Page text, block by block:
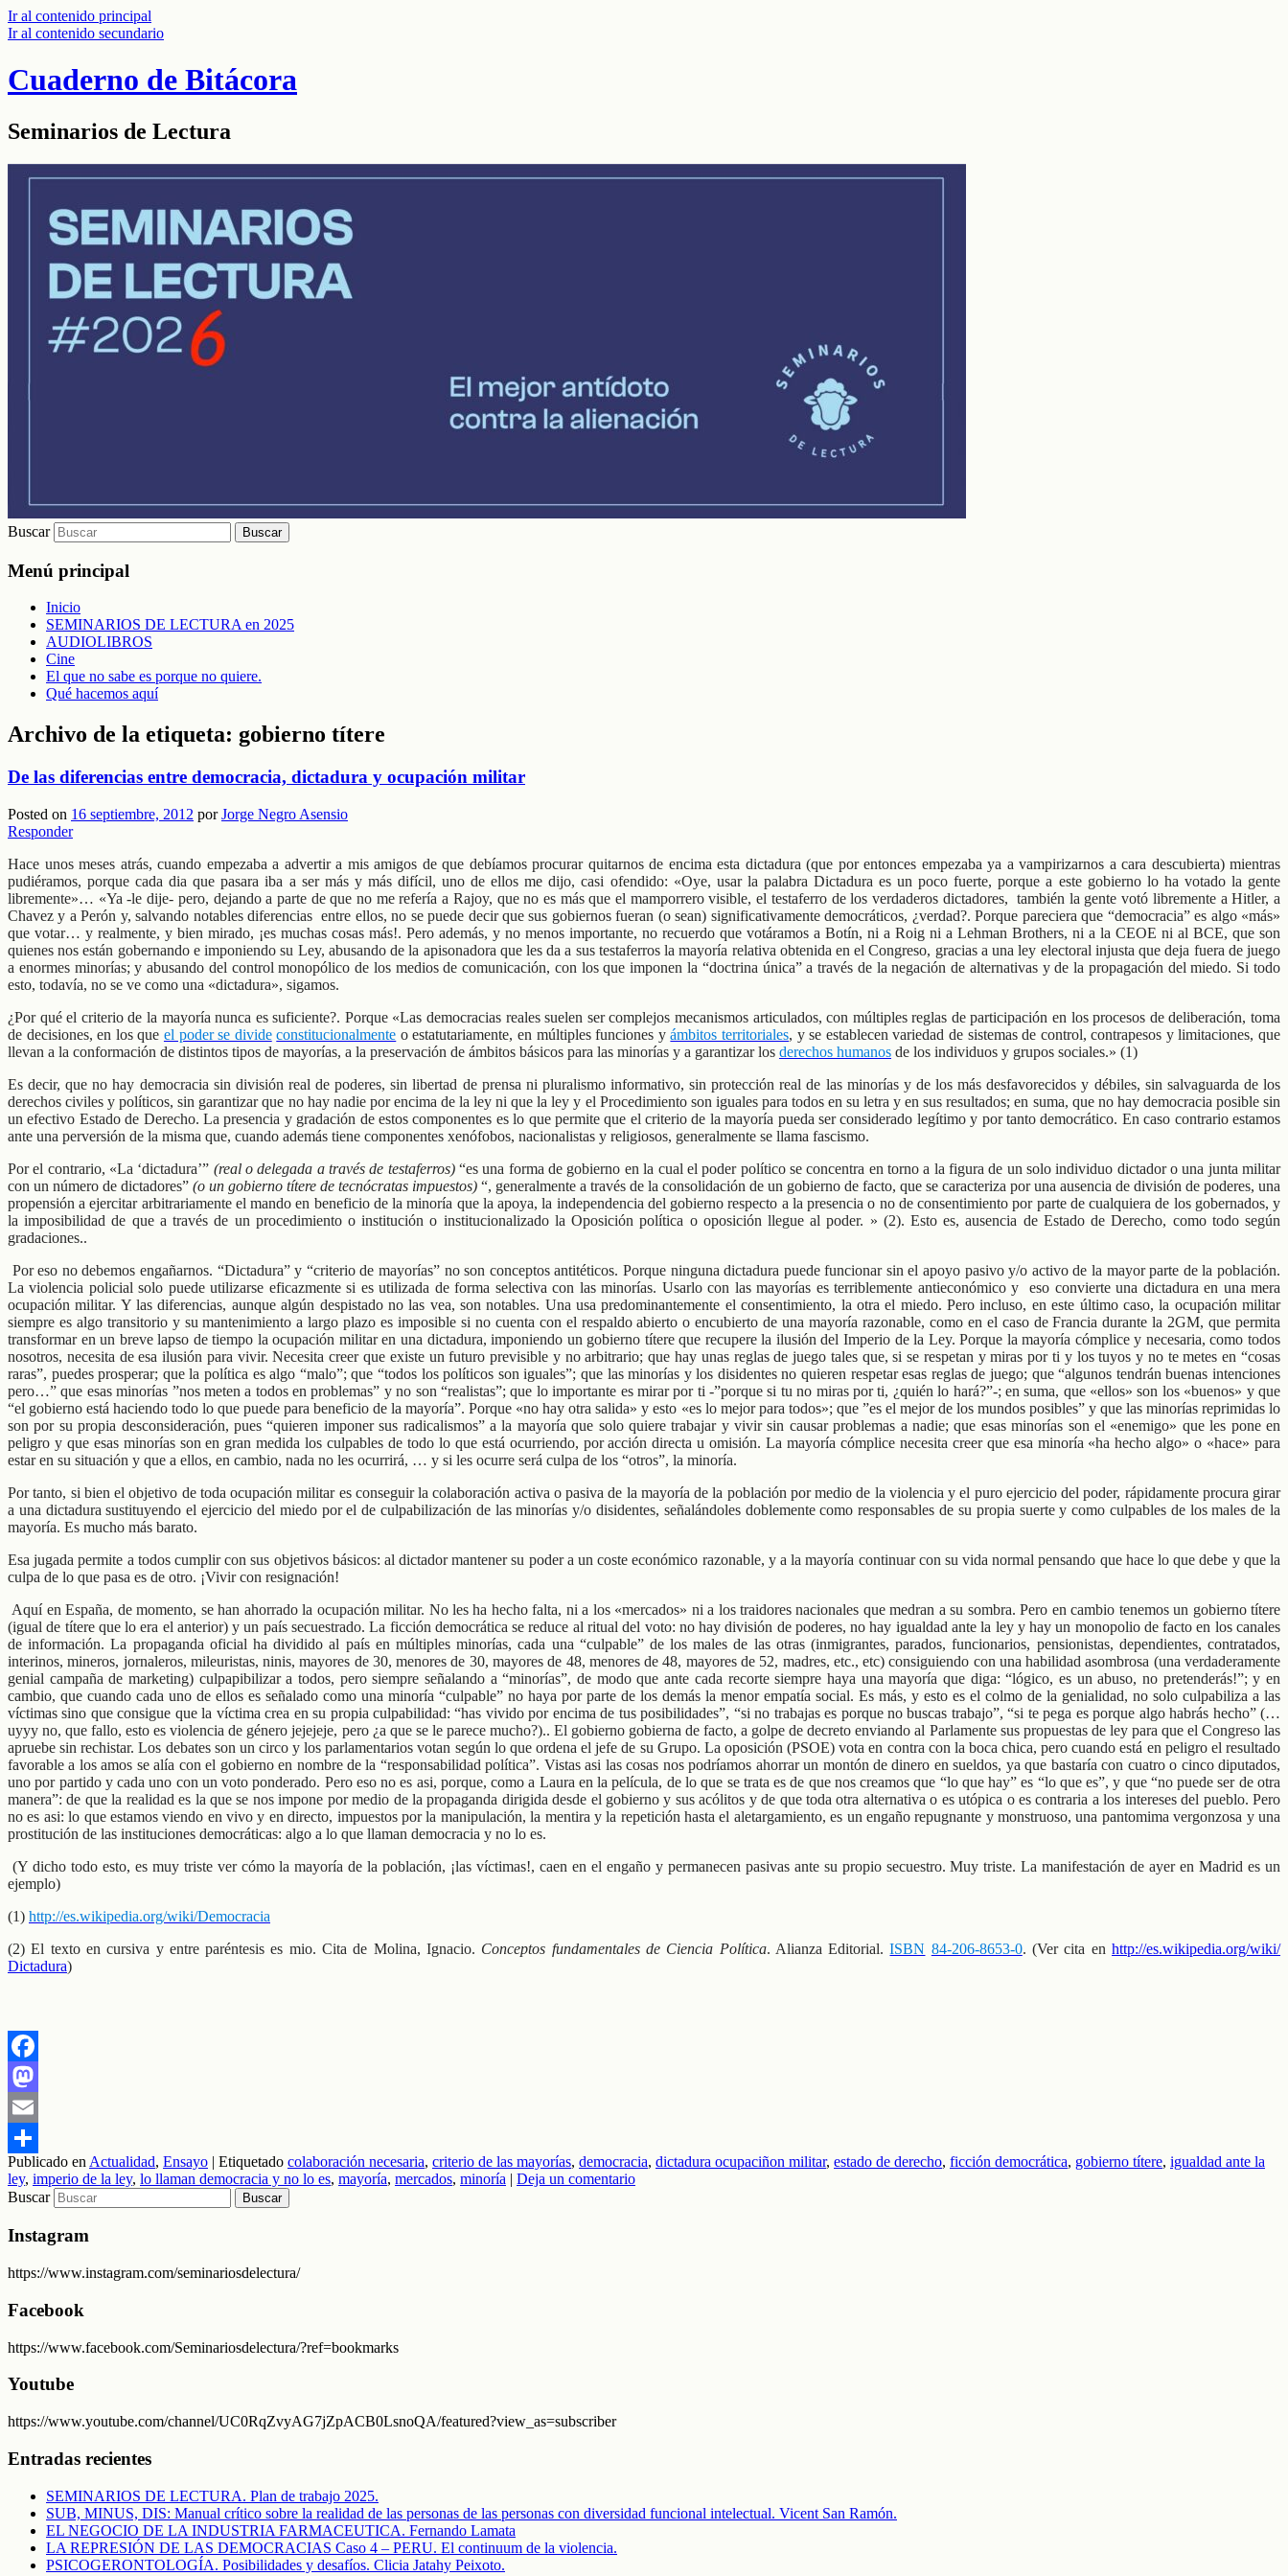
Ir al contenido principal
Ir al contenido secundario
Cuaderno de Bitácora
Seminarios de Lectura
Buscar
Menú principal
Inicio
SEMINARIOS DE LECTURA en 2025
AUDIOLIBROS
Cine
El que no sabe es porque no quiere.
Qué hacemos aquí
Archivo de la etiqueta: gobierno títere
De las diferencias entre democracia, dictadura y ocupación militar
Posted on 16 septiembre, 2012 porJorge Negro Asensio
Responder
Hace unos meses atrás, cuando empezaba a advertir a mis amigos de que debíamos procurar quitarnos de encima esta dictadura (que por entonces empezaba ya a vampirizarnos a cara descubierta) mientras
pudiéramos, porque cada dia que pasara iba a ser más y más difícil, uno de ellos me dijo, casi ofendido: «Oye, usar la palabra Dictadura es un poco fuerte, porque a este gobierno lo ha votado la gente
libremente»… «Ya -le dije- pero, dejando a parte de que no me refería a Rajoy, que no es más que el mamporrero visible, el testaferro de los verdaderos dictadores, también la gente votó libremente a Hitler, a
Chavez y a Perón y, salvando notables diferencias entre ellos, no se puede decir que sus gobiernos fueran (o sean) significativamente democráticos, ¿verdad?. Porque pareciera que “democracia” es algo «más»
que votar… y realmente, y bien mirado, ¡es muchas cosas más!. Pero además, y no menos importante, no recuerdo que votáramos a Botín, ni a Roig ni a Lehman Brothers, ni a la CEOE ni al BCE, que son
quienes nos están gobernando e imponiendo su Ley, abusando de la apisonadora que les da a sus testaferros la mayoría relativa obtenida en el Congreso, gracias a una ley electoral injusta que deja fuera de juego
a enormes minorías; y abusando del control monopólico de los medios de comunicación, con los que imponen la “doctrina única” a través de la negación de alternativas y de la propagación del miedo. Si todo
esto, todavía, no se ve como una «dictadura», sigamos.
¿Por qué el criterio de la mayoría nunca es suficiente?. Porque «Las democracias reales suelen ser complejos mecanismos articulados, con múltiples reglas de participación en los procesos de deliberación, toma
de decisiones, en los que el poder se divide constitucionalmente o estatutariamente, en múltiples funciones yámbitos territoriales, y se establecen variedad de sistemas de control, contrapesos y limitaciones, que
llevan a la conformación de distintos tipos de mayorías, a la preservación de ámbitos básicos para las minorías y a garantizar los derechos humanos de los individuos y grupos sociales.» (1)
Es decir, que no hay democracia sin división real de poderes, sin libertad de prensa ni pluralismo informativo, sin protección real de las minorías y de los más desfavorecidos y débiles, sin salvaguarda de los
derechos civiles y políticos, sin garantizar que no hay nadie por encima de la ley ni que la ley y el Procedimiento son iguales para todos en su letra y en sus resultados; en suma, que no hay democracia posible sin
un efectivo Estado de Derecho. La presencia y gradación de estos componentes es lo que permite que el criterio de la mayoría pueda ser considerado legítimo y por tanto democrático. En caso contrario estamos
ante una perversión de la misma que, cuando además tiene componentes xenófobos, nacionalistas y religiosos, generalmente se llama fascismo.
Por el contrario, «La ‘dictadura’” (real o delegada a través de testaferros)“es una forma de gobierno en la cual el poder político se concentra en torno a la figura de un solo individuo dictador o una junta militar
con un número de dictadores” (o un gobierno títere de tecnócratas impuestos) “, generalmente a través de la consolidación de un gobierno de facto, que se caracteriza por una ausencia de división de poderes, una
propensión a ejercitar arbitrariamente el mando en beneficio de la minoría que la apoya, la independencia del gobierno respecto a la presencia o no de consentimiento por parte de cualquiera de los gobernados, y
la imposibilidad de que a través de un procedimiento o institución o institucionalizado la Oposición política o oposición llegue al poder. » (2). Esto es, ausencia de Estado de Derecho, como todo según
gradaciones..
Por eso no debemos engañarnos. “Dictadura” y “criterio de mayorías” no son conceptos antitéticos. Porque ninguna dictadura puede funcionar sin el apoyo pasivo y/o activo de la mayor parte de la población.
La violencia policial solo puede utilizarse eficazmente si es utilizada de forma selectiva con las minorías. Usarlo con las mayorías es terriblemente antieconómico y eso convierte una dictadura en una mera
ocupación militar. Y las diferencias, aunque algún despistado no las vea, son notables. Una usa predominantemente el consentimiento, la otra el miedo. Pero incluso, en este último caso, la ocupación militar
siempre es algo transitorio y su mantenimiento a largo plazo es imposible si no cuenta con el respaldo abierto o encubierto de una mayoría razonable, como en el caso de Francia durante la 2GM, que permita
transformar en un breve lapso de tiempo la ocupación militar en una dictadura, imponiendo un gobierno títere que recupere la ilusión del Imperio de la Ley. Porque la mayoría cómplice y necesaria, como todos
nosotros, necesita de esa ilusión para vivir. Necesita creer que existe un futuro previsible y no arbitrario; que hay unas reglas de juego tales que, si se respetan y miras por ti y los tuyos y no te metes en “cosas
raras”, puedes prosperar; que la política es algo “malo”; que “todos los políticos son iguales”; que las minorías y los disidentes no quieren respetar esas reglas de juego; que “algunos tendrán buenas intenciones
pero…” que esas minorías ”nos meten a todos en problemas” y no son “realistas”; que lo importante es mirar por ti -”porque si tu no miras por ti, ¿quién lo hará?”-; en suma, que «ellos» son los «buenos» y que
“el gobierno está haciendo todo lo que puede para beneficio de la mayoría”. Porque «no hay otra salida» y esto «es lo mejor para todos»; que ”es el mejor de los mundos posibles” y que las minorías reprimidas lo
son por su propia desconsideración, pues “quieren imponer sus radicalismos” a la mayoría que solo quiere trabajar y vivir sin causar problemas a nadie; que esas minorías son el «enemigo» que les pone en
peligro y que esas minorías son en gran medida los culpables de todo lo que está ocurriendo, por acción directa u omisión. La mayoría cómplice necesita creer que esa minoría «ha hecho algo» o «hace» para
estar en su situación y que a ellos, en cambio, nada no les ocurrirá, … y si les ocurre será culpa de los “otros”, la minoría.
Por tanto, si bien el objetivo de toda ocupación militar es conseguir la colaboración activa o pasiva de la mayoría de la población por medio de la violencia y el puro ejercicio del poder, rápidamente procura girar
a una dictadura sustituyendo el ejercicio del miedo por el de culpabilización de las minorías y/o disidentes, señalándoles doblemente como responsables de su propia suerte y como culpables de los males de la
mayoría. Es mucho más barato.
Esa jugada permite a todos cumplir con sus objetivos básicos: al dictador mantener su poder a un coste económico razonable, y a la mayoría continuar con su vida normal pensando que hace lo que debe y que la
culpa de lo que pasa es de otro. ¡Vivir con resignación!
Aquí en España, de momento, se han ahorrado la ocupación militar. No les ha hecho falta, ni a los «mercados» ni a los traidores nacionales que medran a su sombra. Pero en cambio tenemos un gobierno títere
(igual de títere que lo era el anterior) y un país secuestrado. La ficción democrática se reduce al ritual del voto: no hay división de poderes, no hay igualdad ante la ley y hay un monopolio de facto en los canales
de información. La propaganda oficial ha dividido al país en múltiples minorías, cada una “culpable” de los males de las otras (inmigrantes, parados, funcionarios, pensionistas, dependientes, contratados,
interinos, mineros, jornaleros, mileuristas, ninis, mayores de 30, menores de 30, mayores de 48, menores de 48, mayores de 52, madres, etc., etc) consiguiendo con una habilidad asombrosa (una verdaderamente
genial campaña de marketing) culpapibilizar a todos, pero siempre señalando a “minorías”, de modo que ante cada recorte siempre haya una mayoría que diga: “lógico, es un abuso, no pretenderás!”; y en
cambio, que cuando cada uno de ellos es señalado como una minoría “culpable” no haya por parte de los demás la menor empatía social. Es más, y esto es el colmo de la genialidad, no solo culpabiliza a las
víctimas sino que consigue que la víctima crea en su propia culpabilidad: “has vivido por encima de tus posibilidades”, “si no trabajas es porque no buscas trabajo”, “si te pega es porque algo habrás hecho” (…
uyyy no, que fallo, esto es violencia de género jejejeje, pero ¿a que se le parece mucho?).. El gobierno gobierna de facto, a golpe de decreto enviando al Parlamente sus propuestas de ley para que el Congreso las
apruebe sin rechistar. Los debates son un circo y los parlamentarios votan según lo que ordena el jefe de su Grupo. La oposición (PSOE) vota en contra con la boca chica, pero cuando está en peligro el resultado
favorable a los amos se alía con el gobierno en nombre de la “responsabilidad política”. Vistas asi las cosas nos podríamos ahorrar un montón de dinero en sueldos, ya que bastaría con cuatro o cinco diputados,
uno por partido y cada uno con un voto ponderado. Pero eso no es asi, porque, como a Laura en la película, de lo que se trata es de que nos creamos que “lo que hay” es “lo que es”, y que “no puede ser de otra
manera”: de que la realidad es la que se nos impone por medio de la propaganda dirigida desde el gobierno y sus acólitos y de que toda otra alternativa o es utópica o es contraria a los intereses del pueblo. Pero
no es asi: lo que estamos viendo en vivo y en directo, impuestos por la manipulación, la mentira y la repetición hasta el aletargamiento, es un engaño repugnante y monstruoso, una pantomima vergonzosa y una
prostitución de las instituciones democráticas: algo a lo que llaman democracia y no lo es.
(Y dicho todo esto, es muy triste ver cómo la mayoría de la población, ¡las víctimas!, caen en el engaño y permanecen pasivas ante su propio secuestro. Muy triste. La manifestación de ayer en Madrid es un
ejemplo)
(1) http://es.wikipedia.org/wiki/Democracia
(2) El texto en cursiva y entre paréntesis es mio. Cita de Molina, Ignacio. Conceptos fundamentales de Ciencia Política. Alianza Editorial.ISBN 84-206-8653-0. (Ver cita enhttp://es.wikipedia.org/wiki/
Dictadura)
Facebook
Mastodon
Email
Compartir
Publicado en Actualidad, Ensayo | Etiquetado colaboración necesaria, criterio de las mayorías, democracia, dictadura ocupaciñon militar, estado de derecho, ficción democrática, gobierno títere, igualdad ante la
ley, imperio de la ley, lo llaman democracia y no lo es, mayoría, mercados, minoría | Deja un comentario
Buscar
Instagram
https://www.instagram.com/seminariosdelectura/
Facebook
https://www.facebook.com/Seminariosdelectura/?ref=bookmarks
Youtube
https://www.youtube.com/channel/UC0RqZvyAG7jZpACB0LsnoQA/featured?view_as=subscriber
Entradas recientes
SEMINARIOS DE LECTURA. Plan de trabajo 2025.
SUB, MINUS, DIS: Manual crítico sobre la realidad de las personas de las personas con diversidad funcional intelectual. Vicent San Ramón.
EL NEGOCIO DE LA INDUSTRIA FARMACEUTICA. Fernando Lamata
LA REPRESIÓN DE LAS DEMOCRACIAS Caso 4 – PERU. El continuum de la violencia.
PSICOGERONTOLOGÍA. Posibilidades y desafíos. Clicia Jatahy Peixoto.